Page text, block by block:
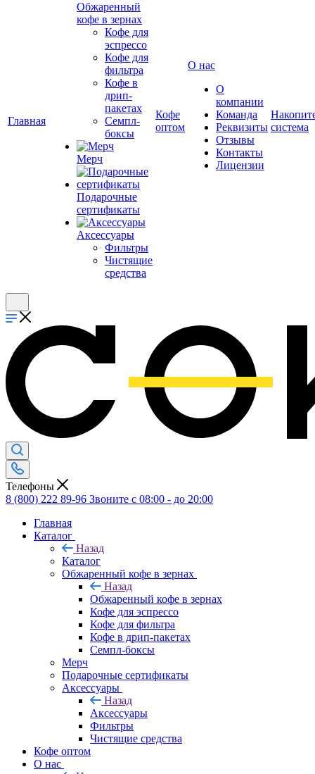
Главная
Обжаренный
кофе в зернах
Кофе для
эспрессо
Кофе для
фильтра
Кофе в
дрип-
пакетах
Семпл-
боксы
Мерч
Подарочные
сертификаты
Аксессуары
Фильтры
Чистящие
средства
Кофе
оптом
О нас
О
компании
Команда
Реквизиты
Отзывы
Контакты
Лицензии
система
Телефоны
8 (800) 222 89-96 Звоните с 08:00 - до 20:00
Главная
Каталог
Назад
Каталог
Обжаренный кофе в зернах
Назад
Обжаренный кофе в зернах
Кофе для эспрессо
Кофе для фильтра
Кофе в дрип-пакетах
Семпл-боксы
Мерч
Подарочные сертификаты
Аксессуары
Назад
Аксессуары
Фильтры
Чистящие средства
Кофе оптом
О нас